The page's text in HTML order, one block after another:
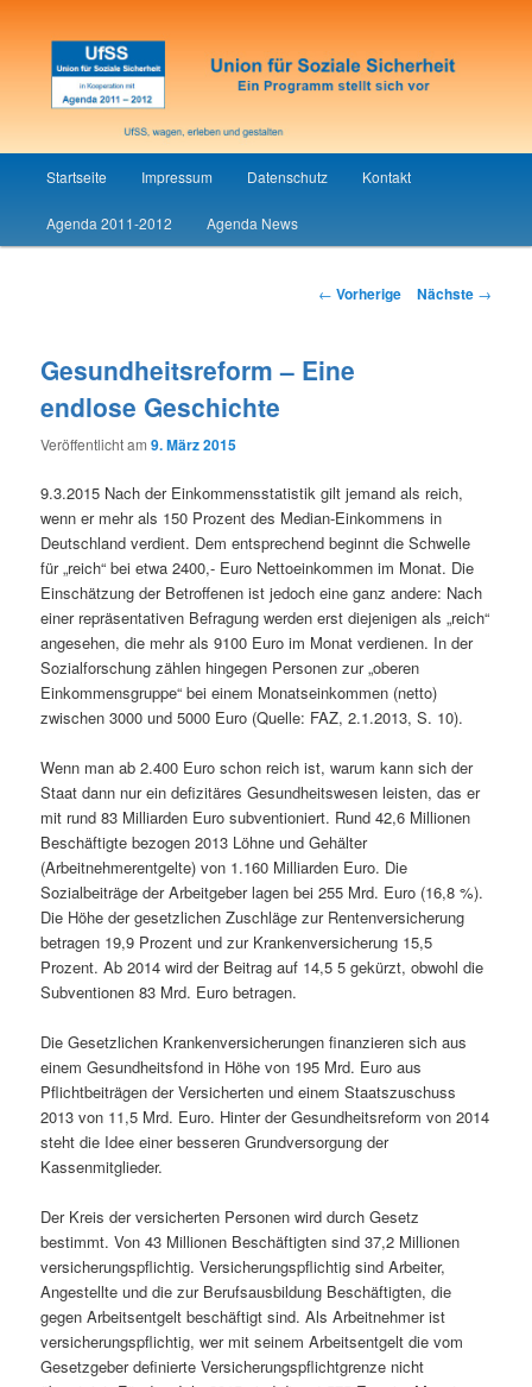
UfSS
Zum
Inhalt
Startseite Impressum Datenschutz Kontakt
Agenda 2011-2012 Agenda News
Artikelnavigation
← Vorherige Nächste →
Gesundheitsreform – Eine
endlose Geschichte
Veröffentlicht am9. März 2015
9.3.2015 Nach der Einkommensstatistik gilt jemand als reich,
wenn er mehr als 150 Prozent des Median-Einkommens in
Deutschland verdient. Dem entsprechend beginnt die Schwelle
für „reich“ bei etwa 2400,- Euro Nettoeinkommen im Monat. Die
Einschätzung der Betroffenen ist jedoch eine ganz andere: Nach
einer repräsentativen Befragung werden erst diejenigen als „reich“
angesehen, die mehr als 9100 Euro im Monat verdienen. In der
Sozialforschung zählen hingegen Personen zur „oberen
Einkommensgruppe“ bei einem Monatseinkommen (netto)
zwischen 3000 und 5000 Euro (Quelle: FAZ, 2.1.2013, S. 10).
Wenn man ab 2.400 Euro schon reich ist, warum kann sich der
Staat dann nur ein defizitäres Gesundheitswesen leisten, das er
mit rund 83 Milliarden Euro subventioniert. Rund 42,6 Millionen
Beschäftigte bezogen 2013 Löhne und Gehälter
(Arbeitnehmerentgelte) von 1.160 Milliarden Euro. Die
Sozialbeiträge der Arbeitgeber lagen bei 255 Mrd. Euro (16,8 %).
Die Höhe der gesetzlichen Zuschläge zur Rentenversicherung
betragen 19,9 Prozent und zur Krankenversicherung 15,5
Prozent. Ab 2014 wird der Beitrag auf 14,5 5 gekürzt, obwohl die
Subventionen 83 Mrd. Euro betragen.
Die Gesetzlichen Krankenversicherungen finanzieren sich aus
einem Gesundheitsfond in Höhe von 195 Mrd. Euro aus
Pflichtbeiträgen der Versicherten und einem Staatszuschuss
2013 von 11,5 Mrd. Euro. Hinter der Gesundheitsreform von 2014
steht die Idee einer besseren Grundversorgung der
Kassenmitglieder.
Der Kreis der versicherten Personen wird durch Gesetz
bestimmt. Von 43 Millionen Beschäftigten sind 37,2 Millionen
versicherungspflichtig. Versicherungspflichtig sind Arbeiter,
Angestellte und die zur Berufsausbildung Beschäftigten, die
gegen Arbeitsentgelt beschäftigt sind. Als Arbeitnehmer ist
versicherungspflichtig, wer mit seinem Arbeitsentgelt die vom
Gesetzgeber definierte Versicherungspflichtgrenze nicht